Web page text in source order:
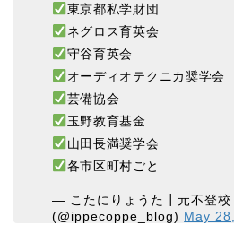
東京都私学財団
ネグロス育英会
守谷育英会
オーディオテクニカ奨学会
芸備協会
玉野教育基金
山田長満奨学会
各市区町村ごと
— こたにりょうた┃元不登校
(@ippecoppe_blog) May